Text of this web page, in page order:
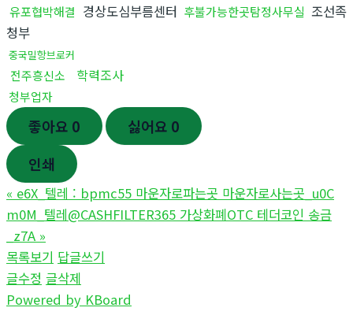
유포협박해결 경상도심부름센터 후불가능한곳탐정사무실 조선족
청부
중국밀항브로커
전주흥신소 학력조사
청부업자
좋아요 0 싫어요 0
인쇄
« e6X_텔레 : bpmc55 마운자로파는곳 마운자로사는곳_u0C
m0M_텔레@CASHFILTER365 가상화폐OTC 테더코인 송금
_z7A »
목록보기 답글쓰기
글수정 글삭제
Powered by KBoard